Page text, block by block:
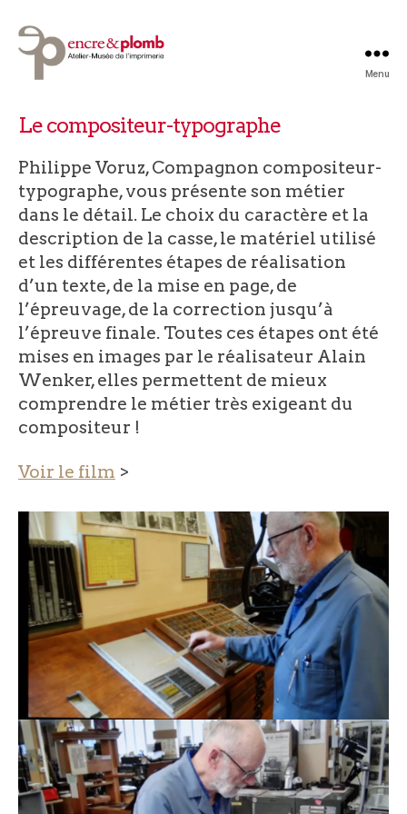
Encre
Plomb
Menu
Catégories
Le compositeur-typographe
Philippe Voruz, Compagnon compositeur-
typographe, vous présente son métier
dans le détail. Le choix du caractère et la
description de la casse, le matériel utilisé
et les différentes étapes de réalisation
d’un texte, de la mise en page, de
l’épreuvage, de la correction jusqu’à
l’épreuve finale. Toutes ces étapes ont été
mises en images par le réalisateur Alain
Wenker, elles permettent de mieux
comprendre le métier très exigeant du
compositeur !
Voir le film >